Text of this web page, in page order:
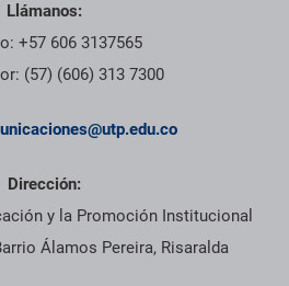
Llámanos:
+57 606 3137565
(57) (606) 313 7300
Dirección:
y la Promoción Institucional
Álamos Pereira, Risaralda